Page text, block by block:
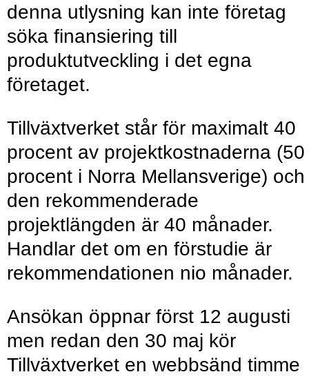
denna utlysning kan inte företag
söka finansiering till
produktutveckling i det egna
företaget.
Tillväxtverket står för maximalt 40
procent av projektkostnaderna (50
procent i Norra Mellansverige) och
den rekommenderade
projektlängden är 40 månader.
Handlar det om en förstudie är
rekommendationen nio månader.
Ansökan öppnar först 12 augusti
men redan den 30 maj kör
Tillväxtverket en webbsänd timme